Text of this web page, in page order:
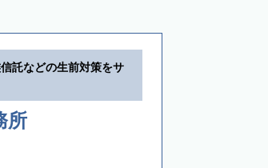
託などの生前対策をサ
所